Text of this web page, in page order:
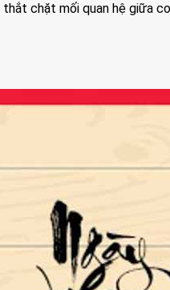
chặt mối quan hệ giữa